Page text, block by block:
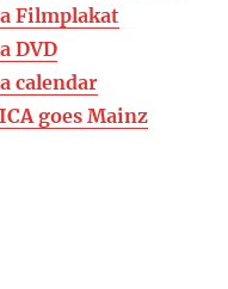
Filmplakat
DVD
calendar
goes Mainz